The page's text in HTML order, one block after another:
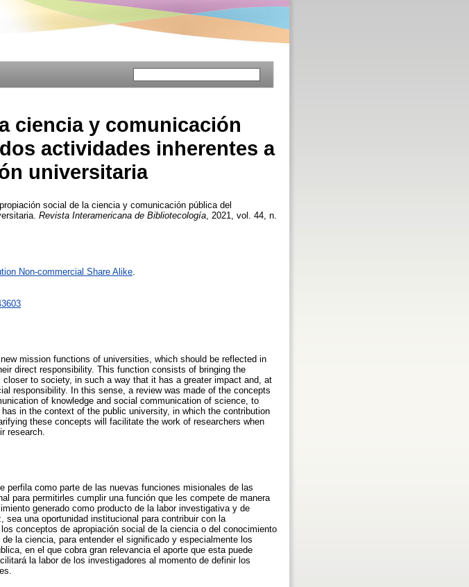
ciencia y comunicación
actividades inherentes a
universitaria
social de la ciencia y comunicación pública del
Revista Interamericana de Bibliotecología , 2021, vol. 44, n.
Non-commercial Share Alike
mission functions of universities, which should be reflected in
direct responsibility. This function consists of bringing the
to society, in such a way that it has a greater impact and, at
responsibility. In this sense, a review was made of the concepts
of knowledge and social communication of science, to
in the context of the public university, in which the contribution
these concepts will facilitate the work of researchers when
research.
perfila como parte de las nuevas funciones misionales de las
para permitirles cumplir una función que les compete de manera
generado como producto de la labor investigativa y de
una oportunidad institucional para contribuir con la
conceptos de apropiación social de la ciencia o del conocimiento
la ciencia, para entender el significado y especialmente los
en el que cobra gran relevancia el aporte que esta puede
la labor de los investigadores al momento de definir los